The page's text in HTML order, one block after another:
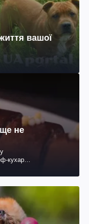
вашої
ще не
кухар